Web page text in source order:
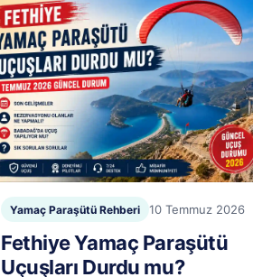
Yamaç Paraşütü Rehberi 10 Temmuz 2026
Fethiye Yamaç Paraşütü
Uçuşları Durdu mu?